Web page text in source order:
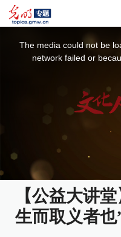
The media could not be
network failed or
【公益大讲
生而取义者